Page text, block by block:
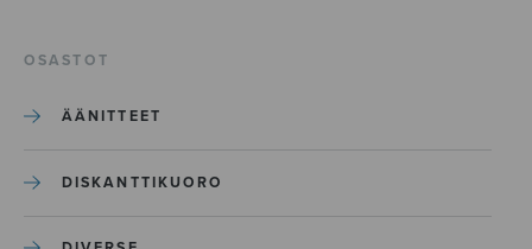
OSASTOT
ÄÄNITTEET
DISKANTTIKUORO